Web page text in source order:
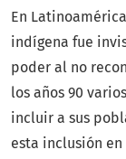
En
indígena fue
poder al no
los años 90
incluir a sus
esta inclusión